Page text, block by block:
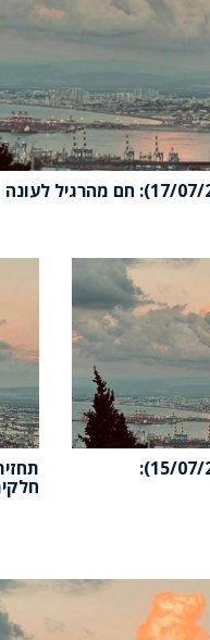
תחזית מזג האוויר(15/07/24):